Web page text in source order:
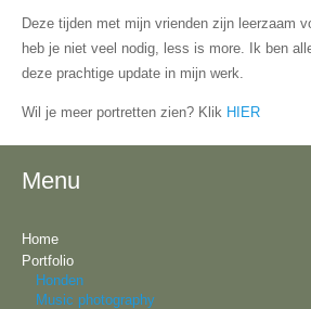
Deze tijden met mijn vrienden zijn leerzaam
heb je niet veel nodig, less is more. Ik ben
deze prachtige update in mijn werk.
Wil je meer portretten zien? Klik HIER
Menu
Home
Portfolio
Honden
Music photography